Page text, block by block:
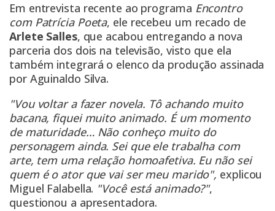
Em entrevista recente ao programa Encontro
com Patrícia Poeta, ele recebeu um recado de
Arlete Salles, que acabou entregando a nova
parceria dos dois na televisão, visto que ela
também integrará o elenco da produção assinada
por Aguinaldo Silva.
"Vou voltar a fazer novela. Tô achando muito
bacana, fiquei muito animado. É um momento
de maturidade… Não conheço muito do
personagem ainda. Sei que ele trabalha com
arte, tem uma relação homoafetiva. Eu não sei
quem é o ator que vai ser meu marido", explicou
Miguel Falabella. "Você está animado?",
questionou a apresentadora.